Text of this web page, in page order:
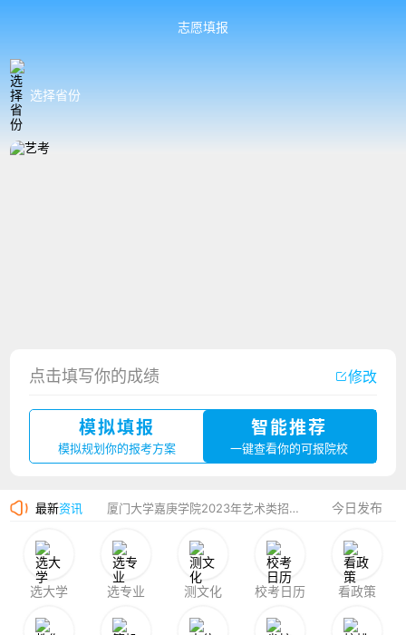
志愿填报
选择省份
点击填写你的成绩 修改
模拟填报
模拟规划你的报考方案
智能推荐
一键查看你的可报院校
最新资讯
湛江幼儿师范专科学校2023年夏季高考招生简章
厦门大学嘉庚学院2023年艺术类招生简章 今日发布
选大学 选专业 测文化 校考日历 看政策